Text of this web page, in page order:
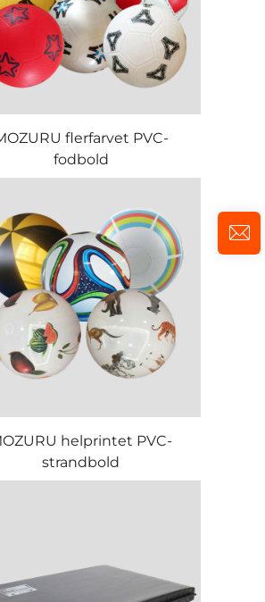
flerfarvet PVC-
fodbold
helprintet PVC-
strandbold